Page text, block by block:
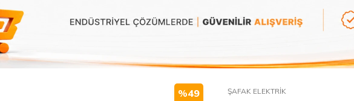
%49 ŞAFAK ELEKTRİK